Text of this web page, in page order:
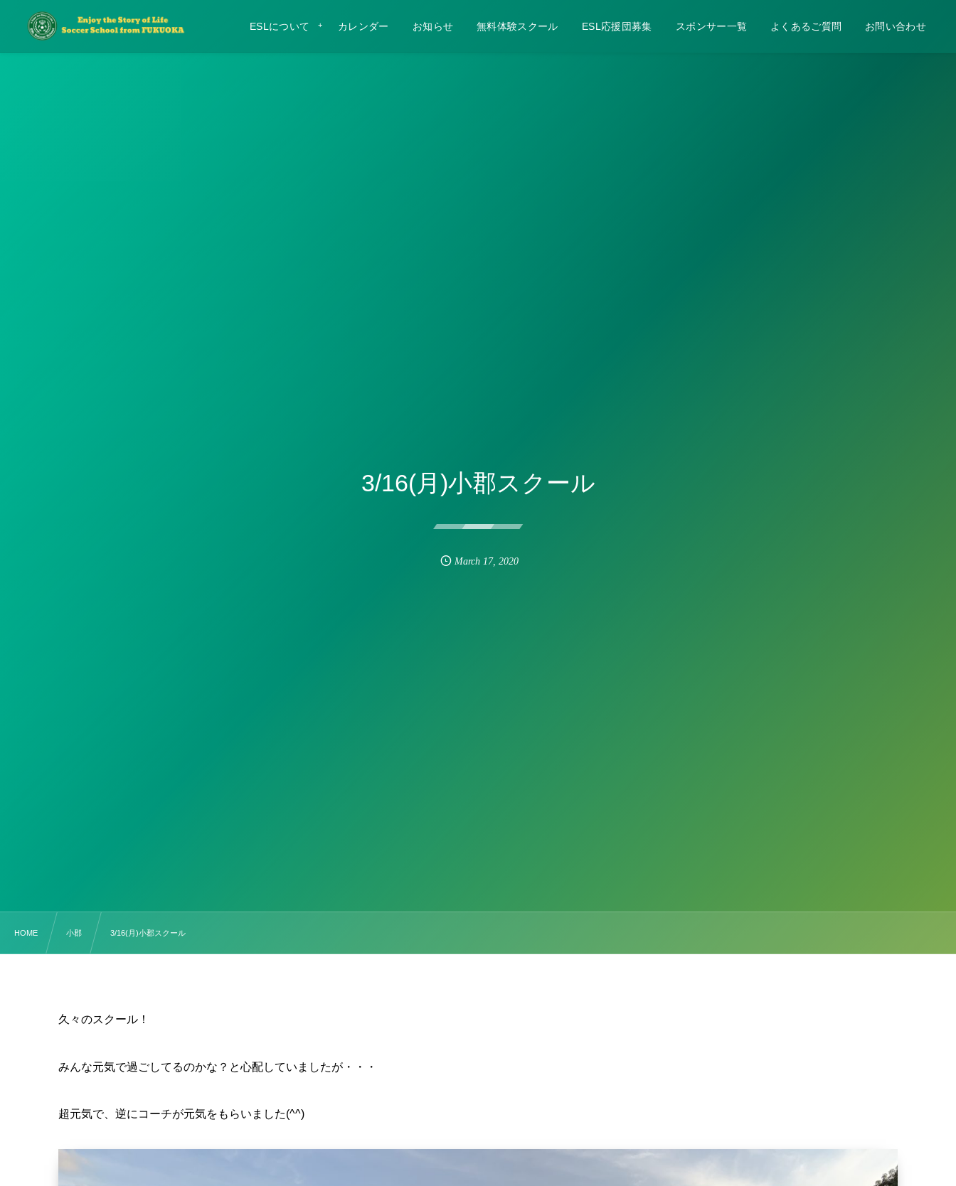
ESLについて カレンダー お知らせ 無料体験スクール ESL応援団募集 スポンサー一覧 よくあるご質問 お問い合わせ
3/16(月)小郡スクール
March 17, 2020
HOME 小郡 3/16(月)小郡スクール
久々のスクール！
みんな元気で過ごしてるのかな？と心配していましたが・・・
超元気で、逆にコーチが元気をもらいました(^^)